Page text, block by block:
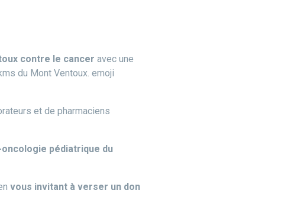
contre le cancer avec une
du Mont Ventoux. emoji
et de pharmaciens
pédiatrique du
vous invitant à verser un don